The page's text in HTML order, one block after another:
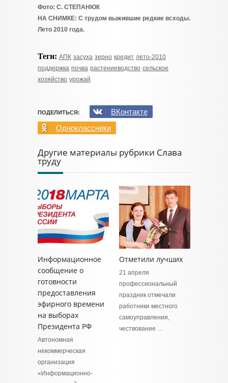
Фото: С. СТЕПАНЮК
НА СНИМКЕ: С трудом выжившие редкие всходы.
Лето 2010 года.
Теги: АПК засуха зерно кредит лето-2010
поддержка почва растениеводство сельское
хозяйство урожай
ПОДЕЛИТЬСЯ:
ВКонтакте
Одноклассники
Другие материалы рубрики Слава
труду
Информационное
сообщение о
готовности
предоставления
эфирного времени
на выборах
Президента РФ
Автономная
некоммерческая
организация
«Информационно-
Отметили лучших
21 апреля
профессиональный
праздник отмечали
работники местного
самоуправления,
чествование …